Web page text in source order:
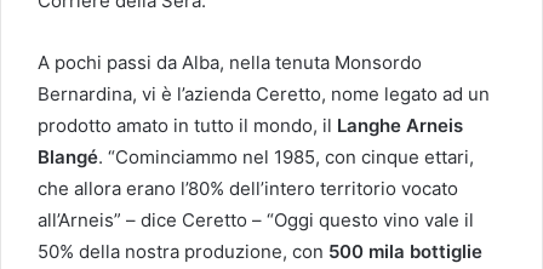
A pochi passi da Alba, nella tenuta Monsordo
Bernardina, vi è l’azienda Ceretto, nome legato ad un
prodotto amato in tutto il mondo, il Langhe Arneis
Blangé. “Cominciammo nel 1985, con cinque ettari,
che allora erano l’80% dell’intero territorio vocato
all’Arneis” – dice Ceretto – “Oggi questo vino vale il
50% della nostra produzione, con 500 mila bottiglie